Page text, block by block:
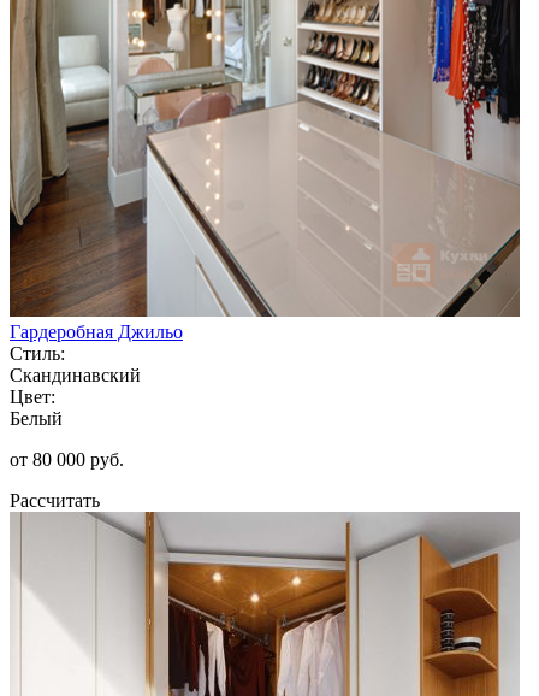
Гардеробная Джильо
Стиль:
Скандинавский
Цвет:
Белый
от 80 000 руб.
Рассчитать